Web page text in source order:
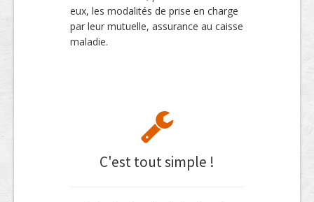
eux, les modalités de prise en charge
par leur mutuelle, assurance au caisse
maladie.
C'est tout simple !